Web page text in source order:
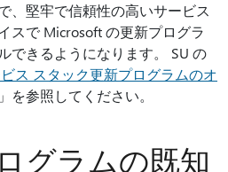
、堅牢で信頼性の高いサービス
スで Microsoft の更新プログラ
できるようになります。 SU の
ス スタック更新プログラムのオ
」を参照してください。
グラムの既知